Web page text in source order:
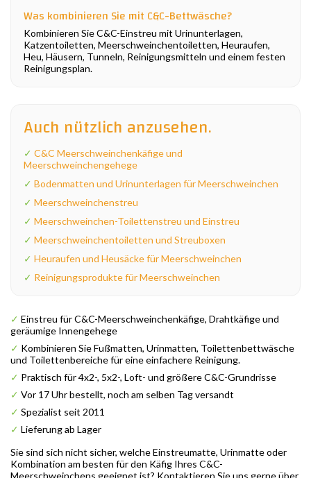
Was kombinieren Sie mit C&C-Bettwäsche?
Kombinieren Sie C&C-Einstreu mit Urinunterlagen,
Katzentoiletten, Meerschweinchentoiletten, Heuraufen,
Heu, Häusern, Tunneln, Reinigungsmitteln und einem festen
Reinigungsplan.
Auch nützlich anzusehen.
✓ C&C Meerschweinchenkäfige und
Meerschweinchengehege
✓ Bodenmatten und Urinunterlagen für Meerschweinchen
✓ Meerschweinchenstreu
✓ Meerschweinchen-Toilettenstreu und Einstreu
✓ Meerschweinchentoiletten und Streuboxen
✓ Heuraufen und Heusäcke für Meerschweinchen
✓ Reinigungsprodukte für Meerschweinchen
✓ Einstreu für C&C-Meerschweinchenkäfige, Drahtkäfige und
geräumige Innengehege
✓ Kombinieren Sie Fußmatten, Urinmatten, Toilettenbettwäsche
und Toilettenbereiche für eine einfachere Reinigung.
✓ Praktisch für 4x2-, 5x2-, Loft- und größere C&C-Grundrisse
✓ Vor 17 Uhr bestellt, noch am selben Tag versandt
✓ Spezialist seit 2011
✓ Lieferung ab Lager
Sie sind sich nicht sicher, welche Einstreumatte, Urinmatte oder
Kombination am besten für den Käfig Ihres C&C-
Meerschweinchens geeignet ist? Kontaktieren Sie uns gerne über